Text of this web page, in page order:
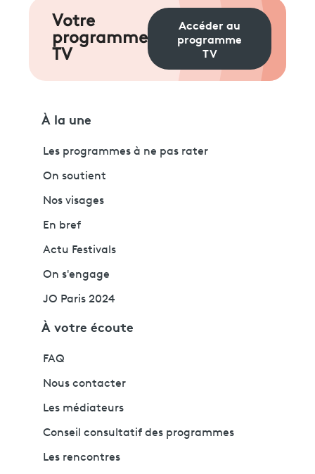
Votre
programme
TV
Accéder au
programme
TV
À la une
Les programmes à ne pas rater
On soutient
Nos visages
En bref
Actu Festivals
On s'engage
JO Paris 2024
À votre écoute
FAQ
Nous contacter
Les médiateurs
Conseil consultatif des programmes
Les rencontres